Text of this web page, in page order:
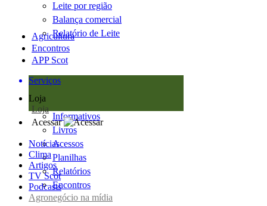
Leite por região
Balança comercial
Relatório de Leite
Agricultura
Encontros
APP Scot
Serviços
Loja
Loja
Informativos
Livros
Acessos
Planilhas
Relatórios
Encontros
Acessar
Notícias
Clima
Artigos
TV Scot
Podcasts
Agronegócio na mídia